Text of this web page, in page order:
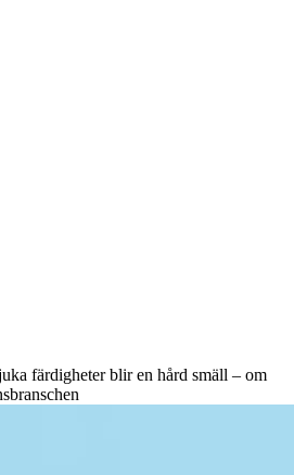
färdigheter blir en hård smäll – om